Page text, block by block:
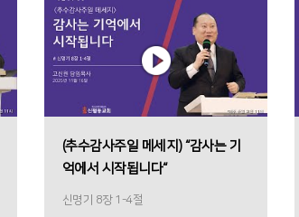
(추수감사주일 메세지) “감사는 기
억에서 시작됩니다“
신명기 8장 1-4절